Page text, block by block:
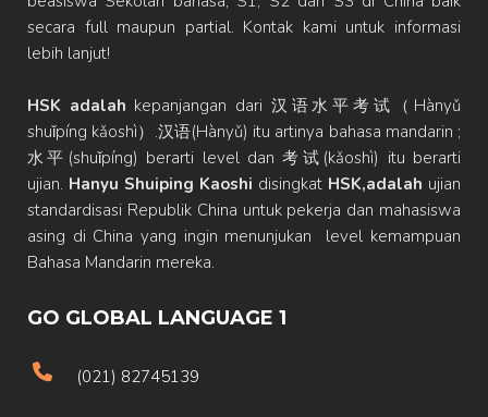
secara full maupun partial. Kontak kami untuk informasi
lebih lanjut!
HSK adalah kepanjangan dari 汉语水平考试（Hànyǔ
shuǐpíng kǎoshì）.汉语(Hànyǔ) itu artinya bahasa mandarin ;
水平(shuǐpíng) berarti level dan 考试(kǎoshì) itu berarti
ujian. Hanyu Shuiping Kaoshi disingkat HSK,adalah ujian
standardisasi Republik China untuk pekerja dan mahasiswa
asing di China yang ingin menunjukan level kemampuan
Bahasa Mandarin mereka.
GO GLOBAL LANGUAGE 1
(021) 82745139